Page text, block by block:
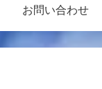
お問い合わせ